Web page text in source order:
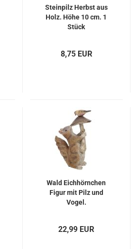
Steinpilz Herbst aus
Holz. Höhe 10 cm. 1
Stück
8,75 EUR
Wald Eichhörnchen
Figur mit Pilz und
Vogel.
22,99 EUR